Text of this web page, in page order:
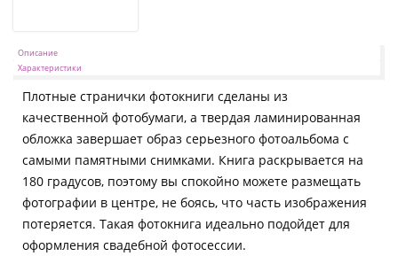
Описание
Характеристики
Плотные странички фотокниги сделаны из
качественной фотобумаги, а твердая ламинированная
обложка завершает образ серьезного фотоальбома с
самыми памятными снимками. Книга раскрывается на
180 градусов, поэтому вы спокойно можете размещать
фотографии в центре, не боясь, что часть изображения
потеряется. Такая фотокнига идеально подойдет для
оформления свадебной фотосессии.